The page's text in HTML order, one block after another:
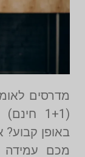
(1+1
באופן
מכם